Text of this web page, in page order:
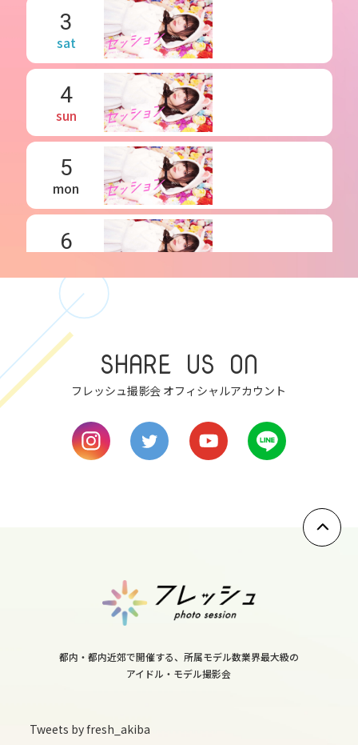
3
sat
4
sun
5
mon
6
7
wed
thu
9
12
13
SHARE US ON
フレッシュ撮影会 オフィシャルアカウント
都内・都内近郊で開催する、所属モデル数業界最大級の
アイドル・モデル撮影会
Tweets by fresh_akiba